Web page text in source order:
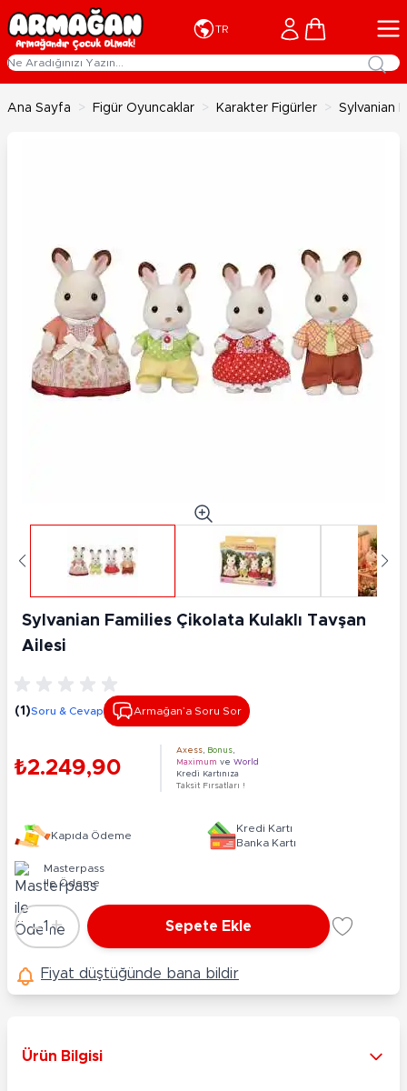
İçeriğe geç
TR Cart
Ana Sayfa > Figür Oyuncaklar > Karakter Figürler > Sylvanian
Sylvanian Families Çikolata Kulaklı Tavşan
Ailesi
(1)Soru & Cevap Armağan’a Soru Sor
₺2.249,90
Axess Bonus
Maximum ve World
Kredi Kartınıza
Taksit Fırsatları !
Kapıda Ödeme
Kredi Kartı
Banka Kartı
Masterpass
ile Ödeme
Adet
-1 + Sepete Ekle
Fiyat düştüğünde bana bildir
Ürün Bilgisi